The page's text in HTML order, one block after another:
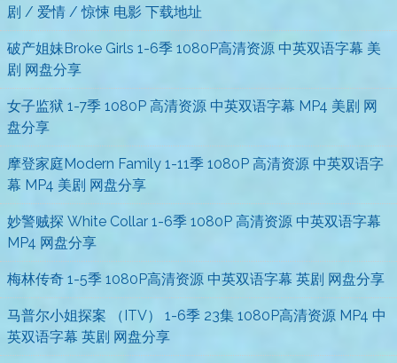
剧 / 爱情 / 惊悚 电影 下载地址
破产姐妹Broke Girls 1-6季 1080P高清资源 中英双语字幕 美
剧 网盘分享
女子监狱 1-7季 1080P 高清资源 中英双语字幕 MP4 美剧 网
盘分享
摩登家庭Modern Family 1-11季 1080P 高清资源 中英双语字
幕 MP4 美剧 网盘分享
妙警贼探 White Collar 1-6季 1080P 高清资源 中英双语字幕
MP4 网盘分享
梅林传奇 1-5季 1080P高清资源 中英双语字幕 英剧 网盘分享
马普尔小姐探案 （ITV） 1-6季 23集 1080P高清资源 MP4 中
英双语字幕 英剧 网盘分享